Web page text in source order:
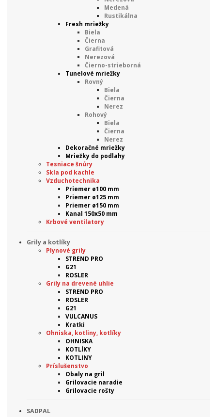
Medená
Rustikálna
Fresh mriežky
Biela
Čierna
Grafitová
Nerezová
Čierno-strieborná
Tunelové mriežky
Rovný
Biela
Čierna
Nerez
Rohový
Biela
Čierna
Nerez
Dekoračné mriežky
Mriežky do podlahy
Tesniace šnúry
Skla pod kachle
Vzduchotechnika
Priemer ø100 mm
Priemer ø125 mm
Priemer ø150 mm
Kanal 150x50 mm
Krbové ventilatory
Grily a kotlíky
Plynové grily
STREND PRO
G21
ROSLER
Grily na drevené uhlie
STREND PRO
ROSLER
G21
VULCANUS
Kratki
Ohniska, kotliny, kotlíky
OHNISKA
KOTLÍKY
KOTLINY
Príslušenstvo
Obaly na gril
Grilovacie naradie
Grilovacie rošty
SADPAL